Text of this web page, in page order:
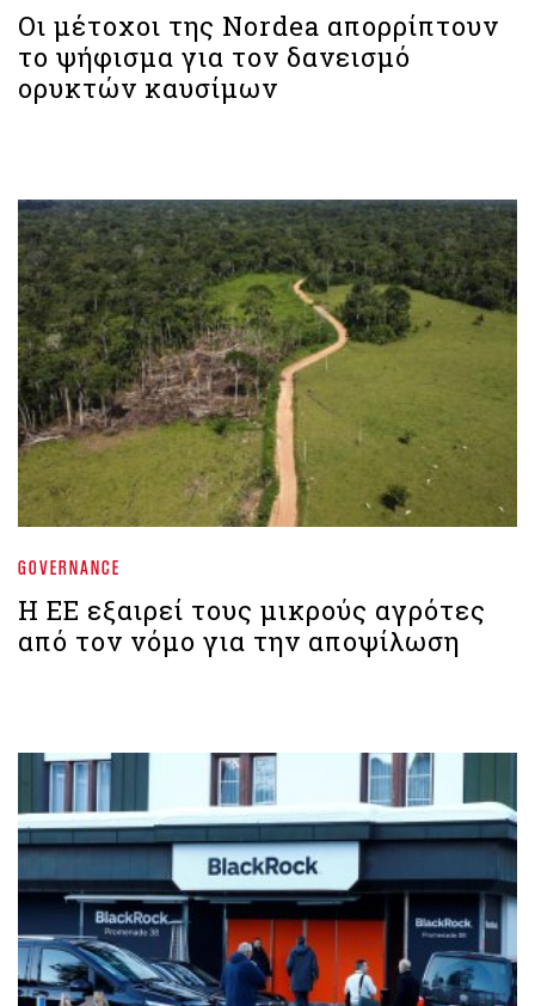
Οι μέτοχοι της Nordea απορρίπτουν
το ψήφισμα για τον δανεισμό
ορυκτών καυσίμων
GOVERNANCE
Η ΕΕ εξαιρεί τους μικρούς αγρότες
από τον νόμο για την αποψίλωση